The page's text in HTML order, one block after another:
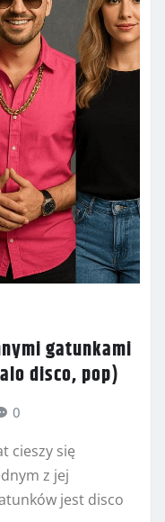
gatunkami
disco, pop)
0
cieszy się
z jej
jest disco